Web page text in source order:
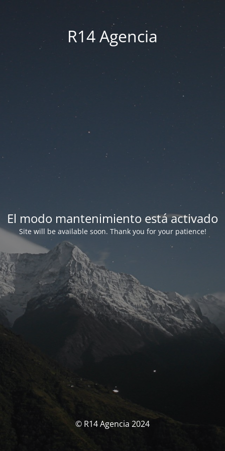
R14 Agencia
El modo mantenimiento está activado
Site will be available soon. Thank you for your patience!
© R14 Agencia 2024